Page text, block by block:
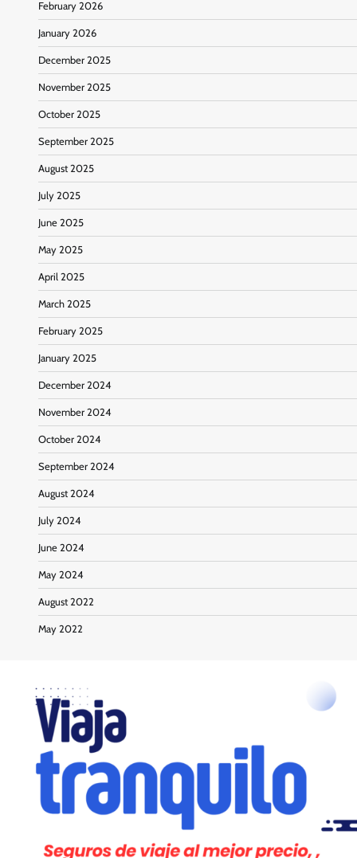
February 2026
January 2026
December 2025
November 2025
October 2025
September 2025
August 2025
July 2025
June 2025
May 2025
April 2025
March 2025
February 2025
January 2025
December 2024
November 2024
October 2024
September 2024
August 2024
July 2024
June 2024
May 2024
August 2022
May 2022